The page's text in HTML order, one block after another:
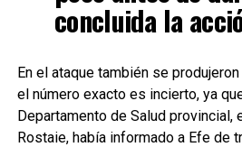
concluida la
En el ataque también se
el número exacto es incierto, ya
Departamento de Salud provincial,
Rostaie, había informado a Efe de